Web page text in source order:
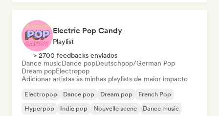
Electric Pop Candy
Playlist
> 2700 feedbacks enviados
Dance musicDance popDeutschpop/German Pop
Dream popElectropop
Adicionar artistas às minhas playlists de maior impacto
Electropop Dance pop Dream pop
French Pop
Hyperpop
Indie pop Nouvelle scene Dance music